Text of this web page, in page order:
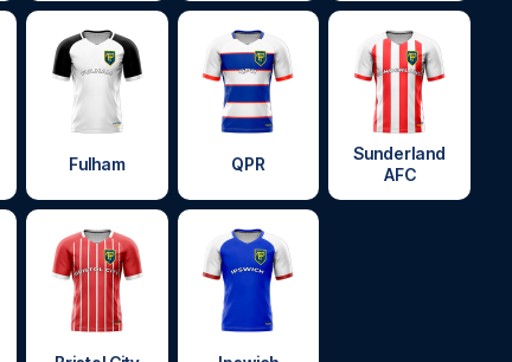
Fulham QPR
Sunderland
AFC